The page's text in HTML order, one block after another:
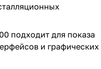
подходит для показа
и графических